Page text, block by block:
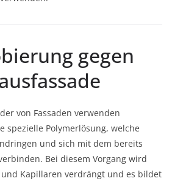
gegen
von Fassaden verwenden
spezielle Polymerlösung, welche
und sich mit dem bereits
Bei diesem Vorgang wird
und Kapillaren verdrängt und es bildet